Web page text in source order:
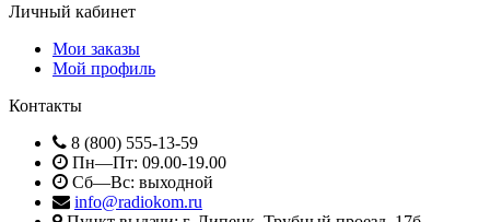
Личный кабинет
Мои заказы
Мой профиль
Контакты
8 (800) 555-13-59
Пн—Пт: 09.00-19.00
Сб—Вс: выходной
info@radiokom.ru